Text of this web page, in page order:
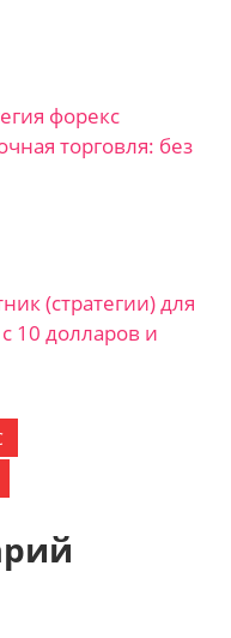
форекс
торговля: без
(стратегии) для
10 долларов и